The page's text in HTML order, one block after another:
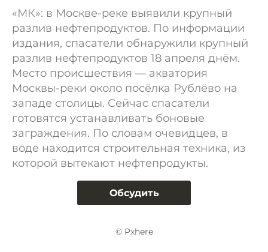
«МК»: в Москве-реке выявили крупный
разлив нефтепродуктов. По информации
издания, спасатели обнаружили крупный
разлив нефтепродуктов 18 апреля днём.
Место происшествия — акватория
Москвы-реки около посёлка Рублёво на
западе столицы. Сейчас спасатели
готовятся устанавливать боновые
заграждения. По словам очевидцев, в
воде находится строительная техника, из
которой вытекают нефтепродукты.
Обсудить
© Pxhere